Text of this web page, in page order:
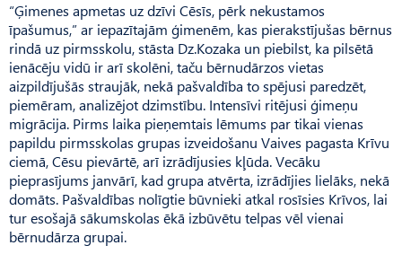
“Ģimenes apmetas uz dzīvi Cēsīs, pērk nekustamos
īpašumus,” ar iepazītajām ģimenēm, kas pierakstījušas bērnus
rindā uz pirmsskolu, stāsta Dz.Kozaka un piebilst, ka pilsētā
ienācēju vidū ir arī skolēni, taču bērnudārzos vietas
aizpildījušās straujāk, nekā pašvaldība to spējusi paredzēt,
piemēram, analizējot dzimstību. Intensīvi ritējusi ģimeņu
migrācija. Pirms laika pieņemtais lēmums par tikai vienas
papildu pirmsskolas grupas izveidošanu Vaives pagasta Krīvu
ciemā, Cēsu pievārtē, arī izrādījusies kļūda. Vecāku
pieprasījums janvārī, kad grupa atvērta, izrādījies lielāks, nekā
domāts. Pašvaldības nolīgtie būvnieki atkal rosīsies Krīvos, lai
tur esošajā sākumskolas ēkā izbūvētu telpas vēl vienai
bērnudārza grupai.